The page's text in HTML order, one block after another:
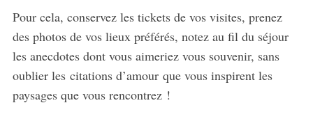
Pour cela, conservez les tickets de vos visites, prenez
des photos de vos lieux préférés, notez au fil du séjour
les anecdotes dont vous aimeriez vous souvenir, sans
oublier les citations d’amour que vous inspirent les
paysages que vous rencontrez !